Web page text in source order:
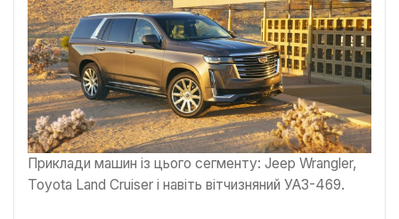
Приклади машин із цього сегменту: Jeep Wrangler,
Toyota Land Cruiser і навіть вітчизняний УАЗ-469.